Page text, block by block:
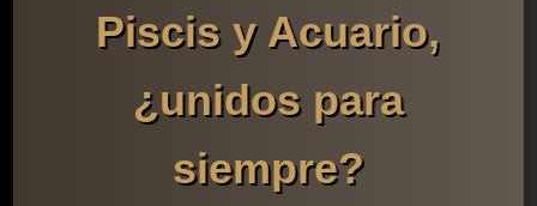
Piscis y Acuario,
¿unidos para
siempre?